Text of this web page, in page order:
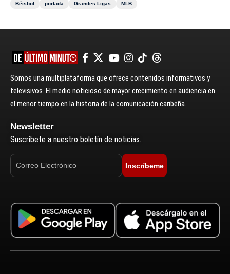
Béisbol
portada Grandes Ligas MLB
Somos una multiplataforma que ofrece contenidos informativos y
televisivos. El medio noticioso de mayor crecimiento en audiencia en
el menor tiempo en la historia de la comunicación caribeña.
Newsletter
Suscríbete a nuestro boletín de noticias.
Inscríbeme